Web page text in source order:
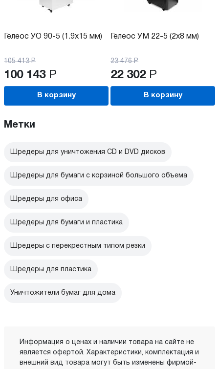
Гелеос УО 90-5 (1.9х15 мм)
105 413 Р
100 143 Р
В корзину
Гелеос УМ 22-5 (2x8 мм)
23 476 Р
22 302 Р
В корзину
Метки
Шредеры для уничтожения CD и DVD дисков
Шредеры для бумаги с корзиной большого объема
Шредеры для офиса
Шредеры для бумаги и пластика
Шредеры с перекрестным типом резки
Шредеры для пластика
Уничтожители бумаг для дома
Информация о ценах и наличии товара на сайте не
является офертой. Характеристики, комплектация и
внешний вид товара могут быть изменены фирмой-